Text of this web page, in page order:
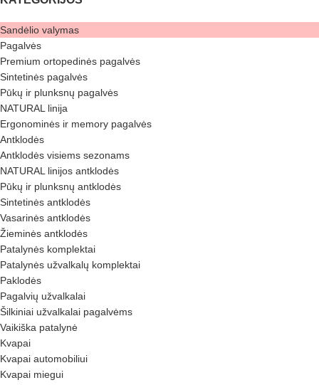
Sandėlio valymas
Pagalvės
Premium ortopedinės pagalvės
Sintetinės pagalvės
Pūkų ir plunksnų pagalvės
NATURAL linija
Ergonominės ir memory pagalvės
Antklodės
Antklodės visiems sezonams
NATURAL linijos antklodės
Pūkų ir plunksnų antklodės
Sintetinės antklodės
Vasarinės antklodės
Žieminės antklodės
Patalynės komplektai
Patalynės užvalkalų komplektai
Paklodės
Pagalvių užvalkalai
Šilkiniai užvalkalai pagalvėms
Vaikiška patalynė
Kvapai
Kvapai automobiliui
Kvapai miegui